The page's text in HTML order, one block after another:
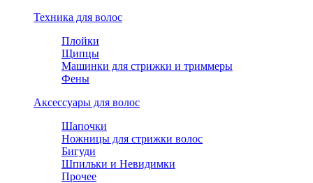
Техника для волос
Плойки
Щипцы
Машинки для стрижки и триммеры
Фены
Аксессуары для волос
Шапочки
Ножницы для стрижки волос
Бигуди
Шпильки и Невидимки
Прочее